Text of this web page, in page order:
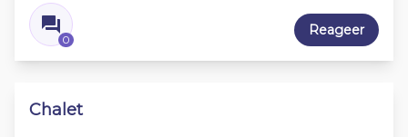
0
Reageer
Chalet